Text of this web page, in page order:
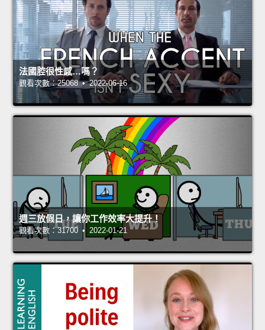
法國腔很性感…嗎？
觀看次數：25068 • 2022-06-16
週三放假日，讓你工作效率大提升！
觀看次數：31700 • 2022-01-21